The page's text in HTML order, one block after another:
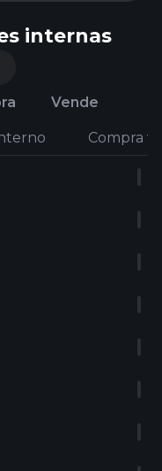
internas
Vende
Compra